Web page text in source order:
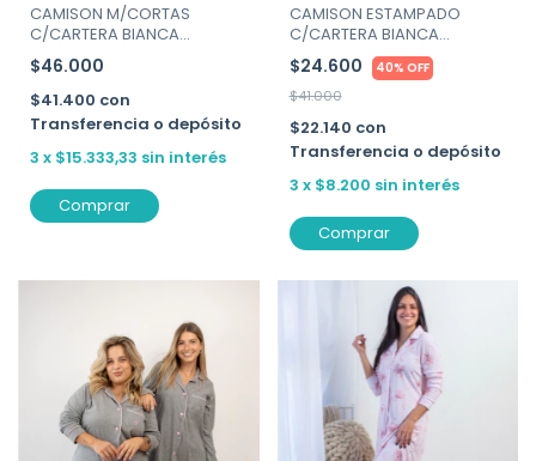
CAMISON M/CORTAS
C/CARTERA BIANCA
SECRETA ART.26535
$46.000
$41.400 con
Transferencia o depósito
3 x $15.333,33 sin interés
Comprar
CAMISON ESTAMPADO
C/CARTERA BIANCA
SECRETA ART. 26539
$24.600 40% OFF
$41.000
$22.140 con
Transferencia o depósito
3 x $8.200 sin interés
Comprar